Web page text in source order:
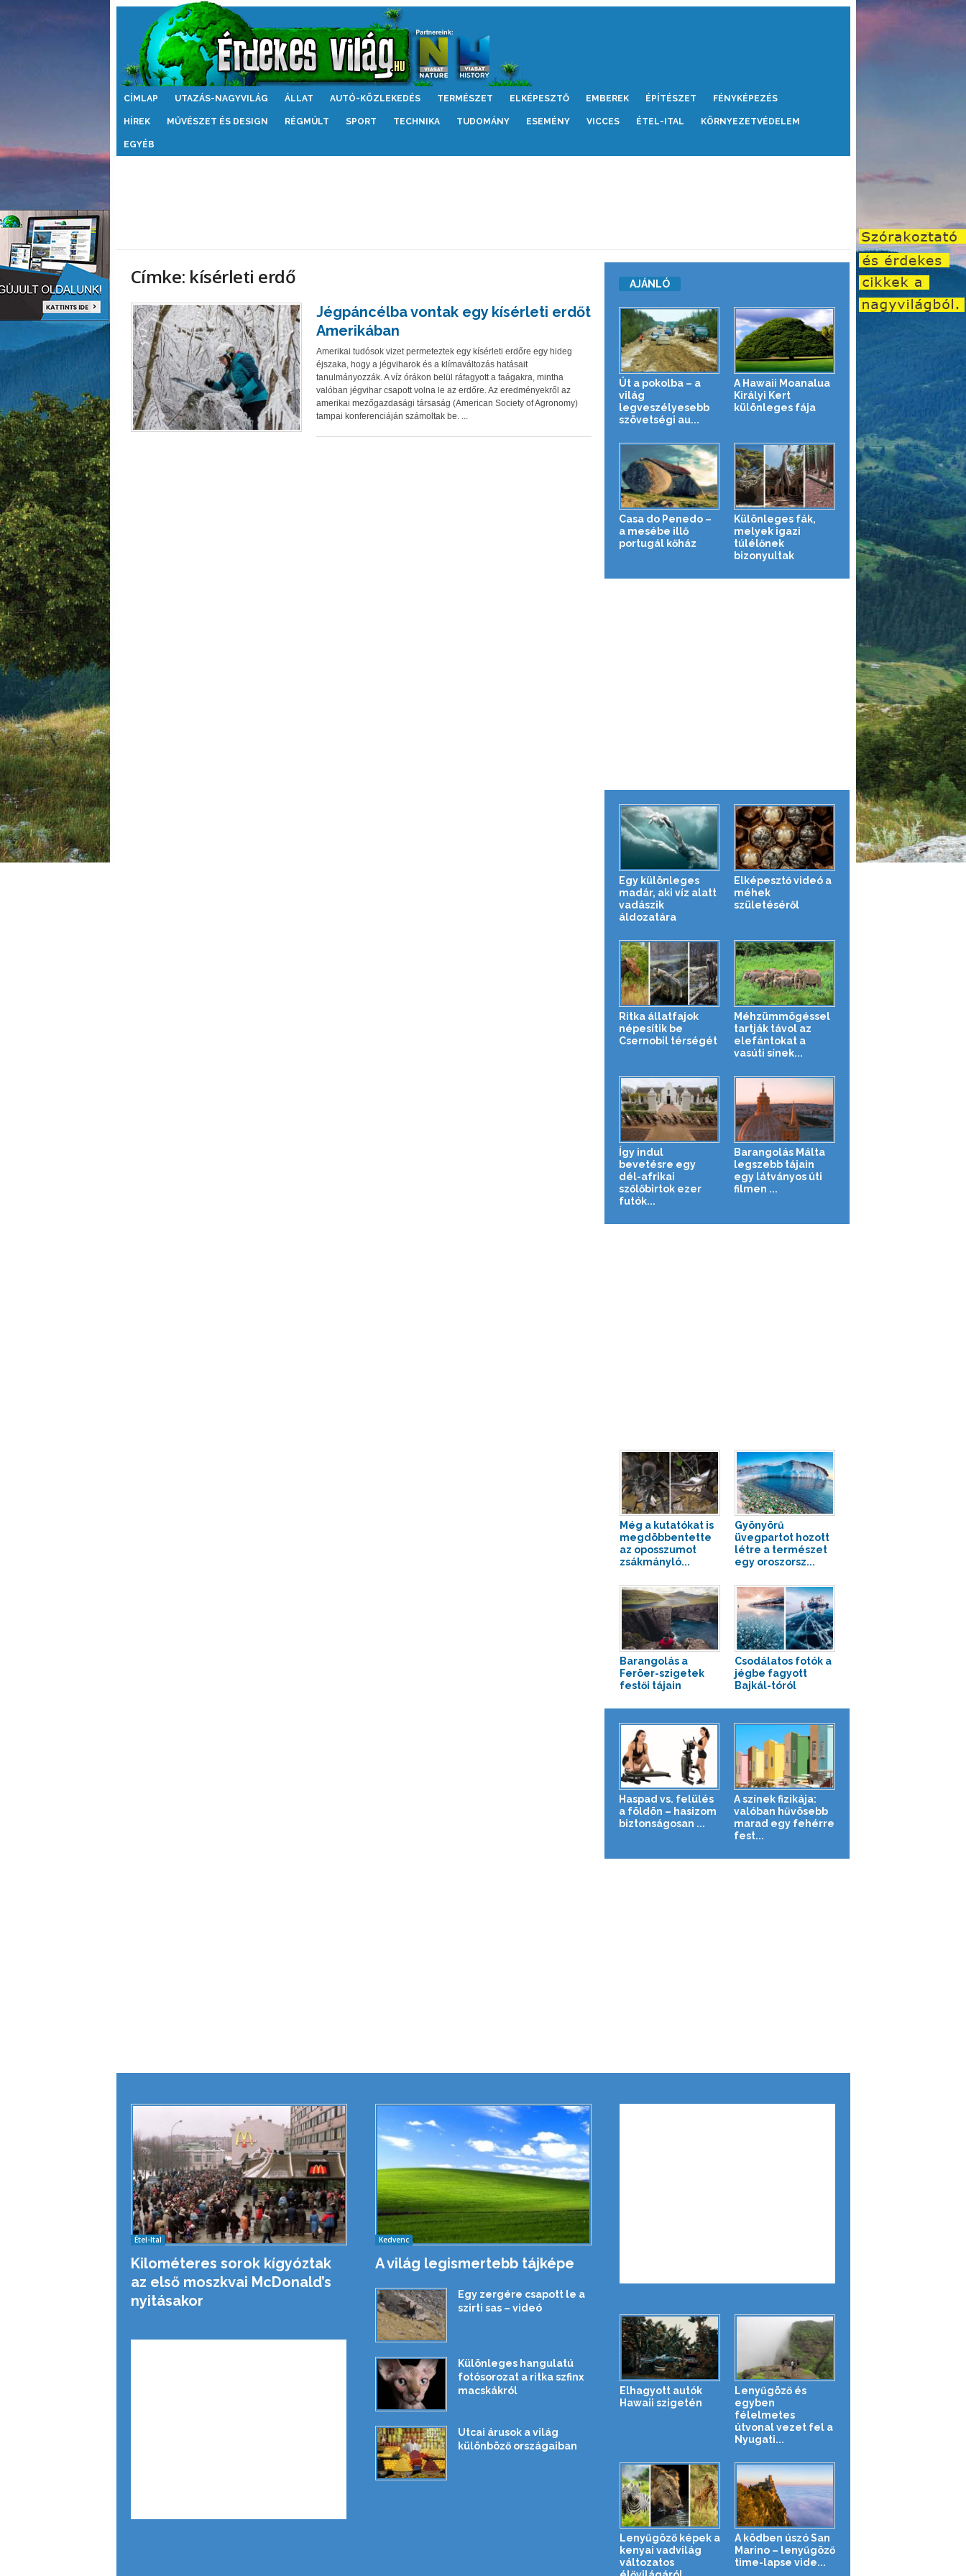
Érdekes
CÍMLAP UTAZÁS-NAGYVILÁG ÁLLAT AUTÓ-KÖZLEKEDÉS TERMÉSZET ELKÉPESZTŐ EMBEREK ÉPÍTÉSZET FÉNYKÉPEZÉS
HÍREK MŰVÉSZET ÉS DESIGN RÉGMÚLT SPORT TECHNIKA TUDOMÁNY ESEMÉNY VICCES ÉTEL-ITAL KÖRNYEZETVÉDELEM
EGYÉB
Címke: kísérleti erdő
Jégpáncélba vontak egy kísérleti erdőt
Amerikában
Amerikai tudósok vizet permeteztek egy kísérleti erdőre egy hideg
éjszaka, hogy a jégviharok és a klímaváltozás hatásait
tanulmányozzák. A víz órákon belül ráfagyott a faágakra, mintha
valóban jégvihar csapott volna le az erdőre. Az eredményekről az
amerikai mezőgazdasági társaság (American Society of Agronomy)
tampai konferenciáján számoltak be. ...
AJÁNLÓ
Út a pokolba – a
világ
legveszélyesebb
szövetségi au...
A Hawaii Moanalua
Királyi Kert
különleges fája
Casa do Penedo –
a mesébe illő
portugál kőház
Különleges fák,
melyek igazi
túlélőnek
bizonyultak
Egy különleges
madár, aki víz alatt
vadászik
áldozatára
Elképesztő videó a
méhek
születéséről
Ritka állatfajok
népesítik be
Csernobil térségét
Méhzümmögéssel
tartják távol az
elefántokat a
vasúti sínek...
Így indul
bevetésre egy
dél-afrikai
szőlőbirtok ezer
futók...
Barangolás Málta
legszebb tájain
egy látványos úti
filmen ...
Még a kutatókat is
megdöbbentette
az oposszumot
zsákmányló...
Gyönyörű
üvegpartot hozott
létre a természet
egy oroszorsz...
Barangolás a
Feröer-szigetek
festői tájain
Csodálatos fotók a
jégbe fagyott
Bajkál-tóról
Haspad vs. felülés
a földön – hasizom
biztonságosan ...
A színek fizikája:
valóban hűvösebb
marad egy fehérre
fest...
Étel-Ital
Kilométeres sorok kígyóztak
az első moszkvai McDonald’s
nyitásakor
Kedvenc
A világ legismertebb tájképe
Egy zergére csapott le a
szirti sas – videó
Különleges hangulatú
fotósorozat a ritka szfinx
macskákról
Utcai árusok a világ
különböző országaiban
Elhagyott autók
Hawaii szigetén
Lenyűgöző és
egyben
félelmetes
útvonal vezet fel a
Nyugati...
Lenyűgöző képek a
kenyai vadvilág
változatos
A ködben úszó San
Marino – lenyűgöző
time-lapse vide...